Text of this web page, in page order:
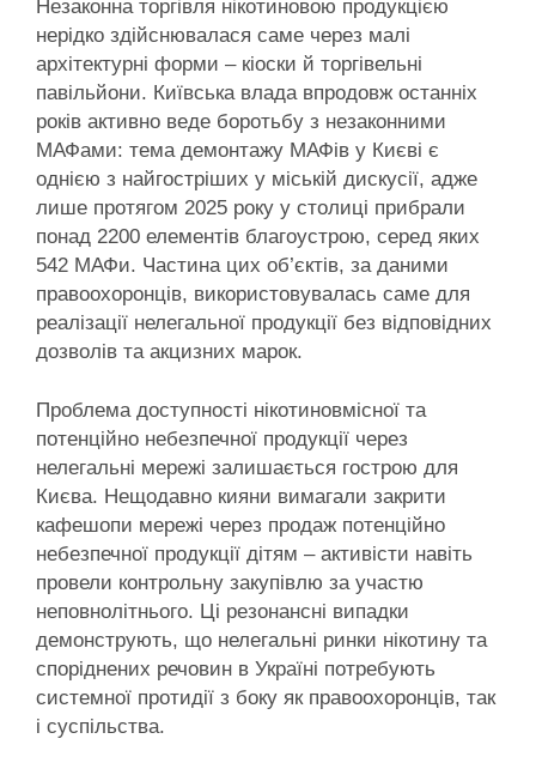
Незаконна торгівля нікотиновою продукцією
нерідко здійснювалася саме через малі
архітектурні форми – кіоски й торгівельні
павільйони. Київська влада впродовж останніх
років активно веде боротьбу з незаконними
МАФами: тема демонтажу МАФів у Києві є
однією з найгостріших у міській дискусії, адже
лише протягом 2025 року у столиці прибрали
понад 2200 елементів благоустрою, серед яких
542 МАФи. Частина цих об’єктів, за даними
правоохоронців, використовувалась саме для
реалізації нелегальної продукції без відповідних
дозволів та акцизних марок.
Проблема доступності нікотиновмісної та
потенційно небезпечної продукції через
нелегальні мережі залишається гострою для
Києва. Нещодавно кияни вимагали закрити
кафешопи мережі через продаж потенційно
небезпечної продукції дітям – активісти навіть
провели контрольну закупівлю за участю
неповнолітнього. Ці резонансні випадки
демонструють, що нелегальні ринки нікотину та
споріднених речовин в Україні потребують
системної протидії з боку як правоохоронців, так
і суспільства.